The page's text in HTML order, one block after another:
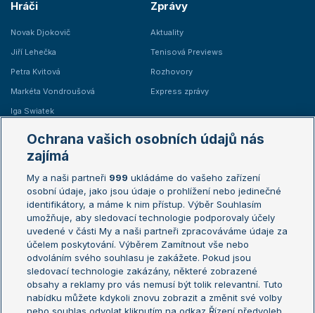
Hráči
Novak Djokovič
Jiří Lehečka
Petra Kvitová
Markéta Vondroušová
Iga Swiatek
Zprávy
Aktuality
Tenisová Previews
Rozhovory
Express zprávy
Žebříčky
Žebříček ATP (muži)
Žebříček WTA (ženy)
Sázkařský žebříček
Australian Open
French Open
Wimbledon
US Open
Turnaj mistrů
Turnaj mistryň
Aktualní trendy
Ochrana vašich osobních údajů nás
zajímá
My a naši partneři 999 ukládáme do vašeho zařízení
osobní údaje, jako jsou údaje o prohlížení nebo jedinečné
identifikátory, a máme k nim přístup. Výběr Souhlasím
umožňuje, aby sledovací technologie podporovaly účely
uvedené v části My a naši partneři zpracováváme údaje za
účelem poskytování. Výběrem Zamítnout vše nebo
odvoláním svého souhlasu je zakážete. Pokud jsou
sledovací technologie zakázány, některé zobrazené
obsahy a reklamy pro vás nemusí být tolik relevantní. Tuto
nabídku můžete kdykoli znovu zobrazit a změnit své volby